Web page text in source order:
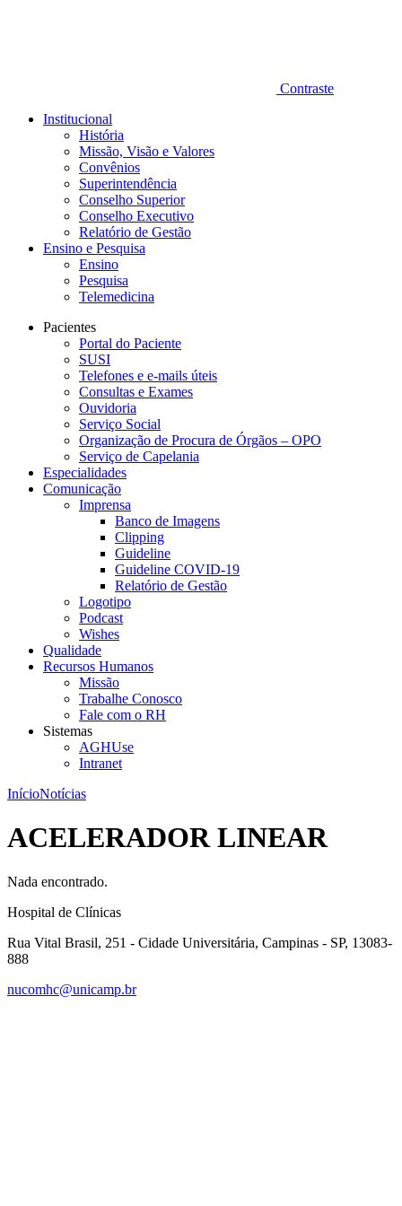
Contraste
Institucional
História
Missão, Visão e Valores
Convênios
Superintendência
Conselho Superior
Conselho Executivo
Relatório de Gestão
Ensino e Pesquisa
Ensino
Pesquisa
Telemedicina
Pacientes
Portal do Paciente
SUSI
Telefones e e-mails úteis
Consultas e Exames
Ouvidoria
Serviço Social
Organização de Procura de Órgãos – OPO
Serviço de Capelania
Especialidades
Comunicação
Imprensa
Banco de Imagens
Clipping
Guideline
Guideline COVID-19
Relatório de Gestão
Logotipo
Podcast
Wishes
Qualidade
Recursos Humanos
Missão
Trabalhe Conosco
Fale com o RH
Sistemas
AGHUse
Intranet
InícioNotícias
ACELERADOR LINEAR
Nada encontrado.
Hospital de Clínicas
Rua Vital Brasil, 251 - Cidade Universitária, Campinas - SP, 13083-
888
nucomhc@unicamp.br